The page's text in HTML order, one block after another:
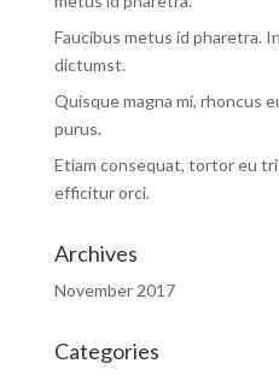
Faucibus metus id pharetra.
dictumst.
Quisque magna mi, rhoncus
purus.
Etiam consequat, tortor eu
efficitur orci.
Archives
November 2017
Categories